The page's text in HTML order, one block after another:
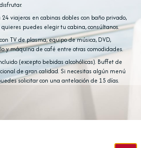
viajeros en cabinas dobles con baño privado,
puedes elegir tu cabina, consúltanos.
TV de plasma, equipo de música, DVD,
y máquina de café entre otras comodidades.
(excepto bebidas alcohólicas). Buffet de
de gran calidad. Si necesitas algún menú
solicitar con una antelación de 15 días.